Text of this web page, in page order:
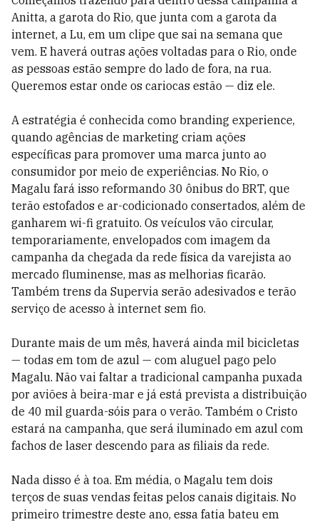
Anitta, a garota do Rio, que junta com a garota da
internet, a Lu, em um clipe que sai na semana que
vem. E haverá outras ações voltadas para o Rio, onde
as pessoas estão sempre do lado de fora, na rua.
Queremos estar onde os cariocas estão — diz ele.
A estratégia é conhecida como branding experience,
quando agências de marketing criam ações
específicas para promover uma marca junto ao
consumidor por meio de experiências. No Rio, o
Magalu fará isso reformando 30 ônibus do BRT, que
terão estofados e ar-codicionado consertados, além de
ganharem wi-fi gratuito. Os veículos vão circular,
temporariamente, envelopados com imagem da
campanha da chegada da rede física da varejista ao
mercado fluminense, mas as melhorias ficarão.
Também trens da Supervia serão adesivados e terão
serviço de acesso à internet sem fio.
Durante mais de um mês, haverá ainda mil bicicletas
— todas em tom de azul — com aluguel pago pelo
Magalu. Não vai faltar a tradicional campanha puxada
por aviões à beira-mar e já está prevista a distribuição
de 40 mil guarda-sóis para o verão. Também o Cristo
estará na campanha, que será iluminado em azul com
fachos de laser descendo para as filiais da rede.
Nada disso é à toa. Em média, o Magalu tem dois
terços de suas vendas feitas pelos canais digitais. No
primeiro trimestre deste ano, essa fatia bateu em